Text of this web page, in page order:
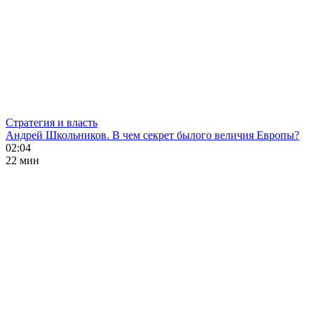
Стратегия и власть
Андрей Школьников. В чем секрет былого величия Европы?
02:04
22 мин